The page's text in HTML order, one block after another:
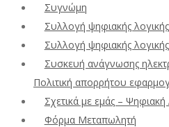
Συγνώμη
Συλλογή ψηφιακής λογικής
Συλλογή ψηφιακής λογικής
Συσκευή ανάγνωσης
Πολιτική απορρήτου
Σχετικά με εμάς – Ψηφιακή
Φόρμα Μεταπωλητή